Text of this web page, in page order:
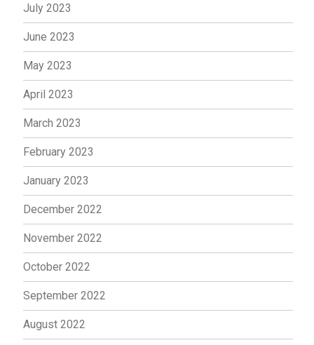
July 2023
June 2023
May 2023
April 2023
March 2023
February 2023
January 2023
December 2022
November 2022
October 2022
September 2022
August 2022